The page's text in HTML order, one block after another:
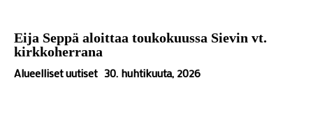
Eija Seppä aloittaa toukokuussa Sievin vt.
kirkkoherrana
Alueelliset uutiset 30. huhtikuuta, 2026